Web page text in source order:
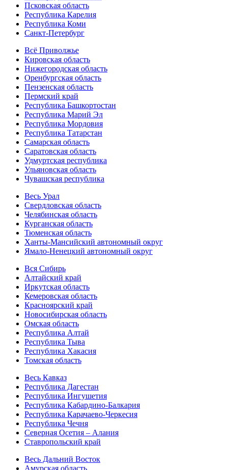
Псковская область
Республика Карелия
Республика Коми
Санкт-Петербург
Всё Приволжье
Кировская область
Нижегородская область
Оренбургская область
Пензенская область
Пермский край
Республика Башкортостан
Республика Марий Эл
Республика Мордовия
Республика Татарстан
Самарская область
Саратовская область
Удмуртская республика
Ульяновская область
Чувашская республика
Весь Урал
Свердловская область
Челябинская область
Курганская область
Тюменская область
Ханты-Мансийский автономный округ
Ямало-Ненецкий автономный округ
Вся Сибирь
Алтайский край
Иркутская область
Кемеровская область
Красноярский край
Новосибирская область
Омская область
Республика Алтай
Республика Тыва
Республика Хакасия
Томская область
Весь Кавказ
Республика Дагестан
Республика Ингушетия
Республика Кабардино-Балкария
Республика Карачаево-Черкесия
Республика Чечня
Северная Осетия – Алания
Ставропольский край
Весь Дальний Восток
Амурская область